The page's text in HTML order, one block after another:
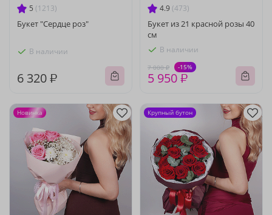
5 (1213)
Букет "Сердце роз"
В наличии
6 320 ₽
4.9 (473)
Букет из 21 красной розы 40
см
В наличии
7 000 ₽ -15%
5 950 ₽
Новинка Крупный бутон